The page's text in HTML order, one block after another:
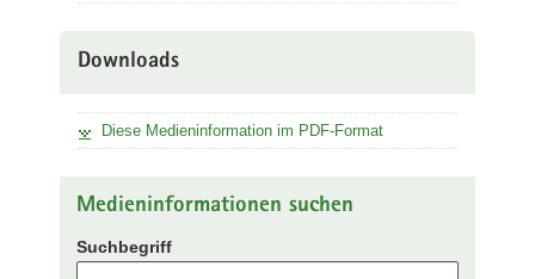
Downloads
Diese Medieninformation im PDF-Format
Medieninformationen suchen
Suchbegriff